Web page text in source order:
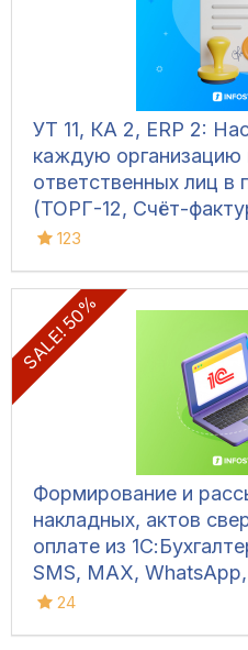
УТ 11, КА 2, ERP 2:
каждую организацию
ответственных лиц в
(ТОРГ-12, Счёт-
клиента, Акт сверки,
123
SALE! 50%
Формирование и
накладных, актов
оплате из
SMS, MAX,
24